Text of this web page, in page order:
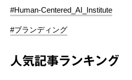
#Human-Centered_AI_Institute
#ブランディング
人気記事ランキング